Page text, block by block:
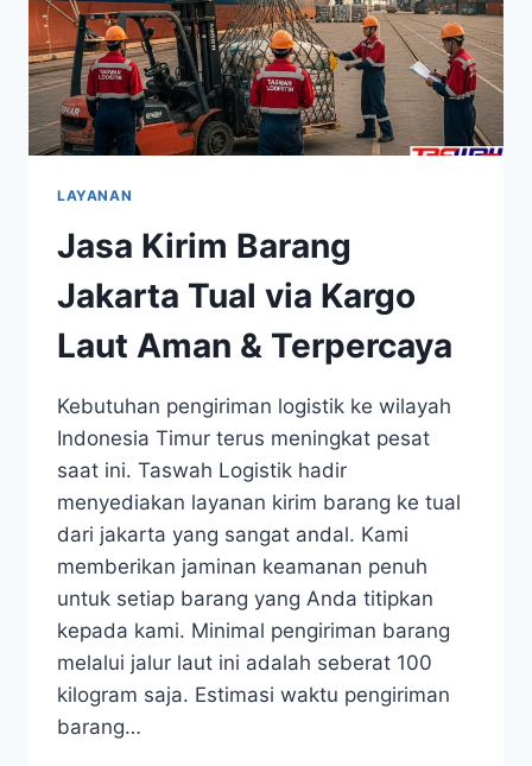
LAYANAN
Jasa Kirim Barang
Jakarta Tual via Kargo
Laut Aman & Terpercaya
Kebutuhan pengiriman logistik ke wilayah
Indonesia Timur terus meningkat pesat
saat ini. Taswah Logistik hadir
menyediakan layanan kirim barang ke tual
dari jakarta yang sangat andal. Kami
memberikan jaminan keamanan penuh
untuk setiap barang yang Anda titipkan
kepada kami. Minimal pengiriman barang
melalui jalur laut ini adalah seberat 100
kilogram saja. Estimasi waktu pengiriman
barang…